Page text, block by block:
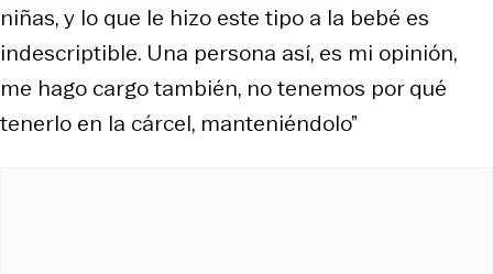
niñas, y lo que le hizo este tipo a la bebé es
indescriptible. Una persona así, es mi opinión,
me hago cargo también, no tenemos por qué
tenerlo en la cárcel, manteniéndolo”